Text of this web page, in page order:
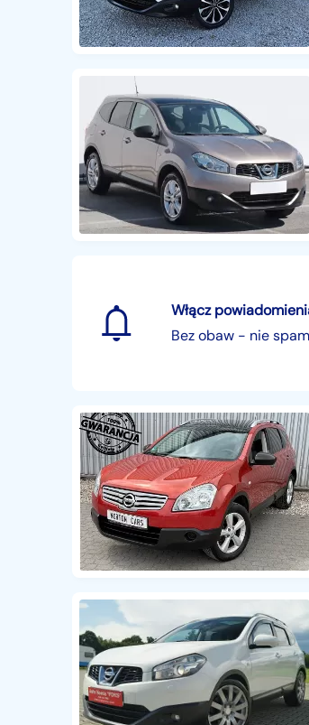
Włącz
Bez obaw - nie